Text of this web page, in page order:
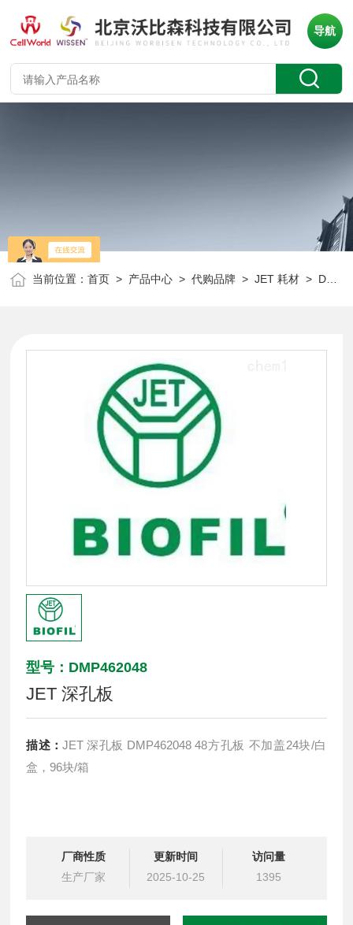
导航
当前位置：首页 > 产品中心 >代购品牌 >JET 耗材 > DMP462048JET 深孔板
型号：DMP462048
JET 深孔板
描述：JET 深孔板 DMP462048 48方孔板 不加盖24块/白
盒，96块/箱
厂商性质
生产厂家
更新时间
2025-10-25
访问量
1395